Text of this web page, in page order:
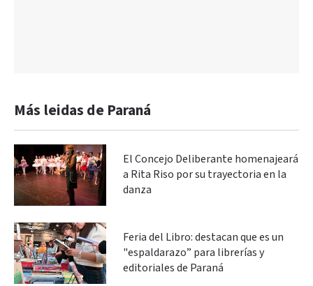
Más leidas de Paraná
El Concejo Deliberante homenajeará
a Rita Riso por su trayectoria en la
danza
Feria del Libro: destacan que es un
"espaldarazo” para librerías y
editoriales de Paraná